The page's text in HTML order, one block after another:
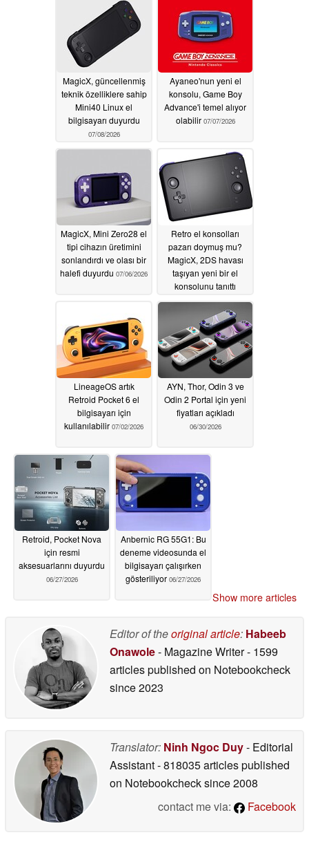
MagicX, güncellenmiş
teknik özelliklere sahip
Mini40 Linux el
bilgisayarı duyurdu
07/08/2026
Ayaneo'nun yeni el
konsolu, Game Boy
Advance'i temel alıyor
olabilir 07/07/2026
MagicX, Mini Zero28 el
tipi cihazın üretimini
sonlandırdı ve olası bir
halefi duyurdu 07/06/2026
Retro el konsolları
pazarı doymuş mu?
MagicX, 2DS havası
taşıyan yeni bir el
konsolunu tanıttı
07/05/2026
LineageOS artık
Retroid Pocket 6 el
bilgisayarı için
kullanılabilir 07/02/2026
AYN, Thor, Odin 3 ve
Odin 2 Portal için yeni
fiyatları açıkladı
06/30/2026
Retroid, Pocket Nova
için resmi
aksesuarlarını duyurdu
06/27/2026
Anbernic RG 55G1: Bu
deneme videosunda el
bilgisayarı çalışırken
gösteriliyor 06/27/2026
Show more articles
Editor of theoriginal article: Habeeb
Onawole- Magazine Writer- 1599
articles published on Notebookcheck
since 2023
Translator: Ninh Ngoc Duy- Editorial
Assistant- 818035 articles published
on Notebookchecksince 2008
contact me via:
Facebook